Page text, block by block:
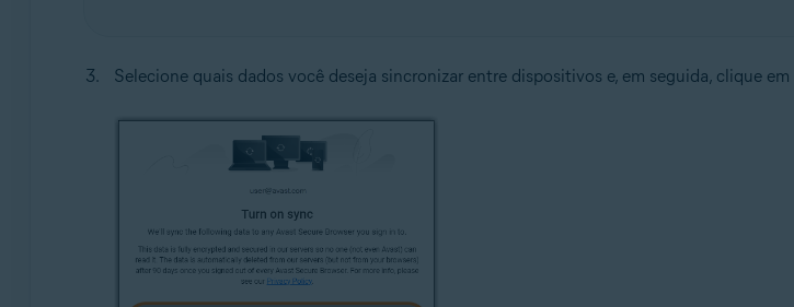
Selecione quais dados você deseja sincronizar entre dispositivos e, em seguida, clique em